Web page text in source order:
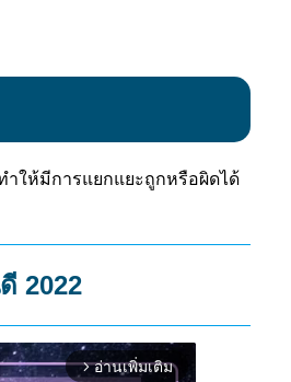
ำให้มีการแยกแยะถูกหรือผิดได้
2022
arrow_forward_ios อ่านเพิ่มเติม